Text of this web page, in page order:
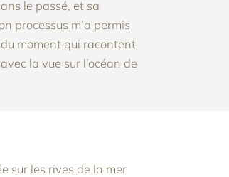
le passé, et sa
processus m’a permis
moment qui racontent
la vue sur l’océan de
sur les rives de la mer